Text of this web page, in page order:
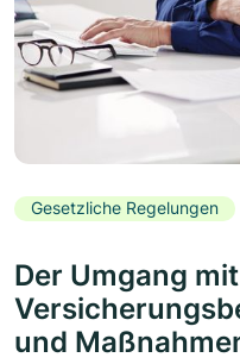
Gesetzliche Regelungen
Der Umgang mit
und